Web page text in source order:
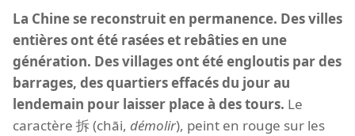
La Chine se reconstruit en permanence. Des villes
entières ont été rasées et rebâties en une
génération. Des villages ont été engloutis par des
barrages, des quartiers effacés du jour au
lendemain pour laisser place à des tours. Le
caractère 拆 (chāi, démolir), peint en rouge sur les